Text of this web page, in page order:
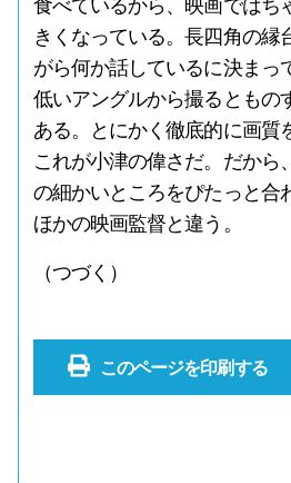
食べているから、映画ではち
きくなっている。長四角の縁
がら何か話しているに決まっ
低いアングルから撮るともの
ある。とにかく徹底的に画質
これが小津の偉さだ。だから
の細かいところをぴたっと合
ほかの映画監督と違う。
（つづく）
このページを印刷する